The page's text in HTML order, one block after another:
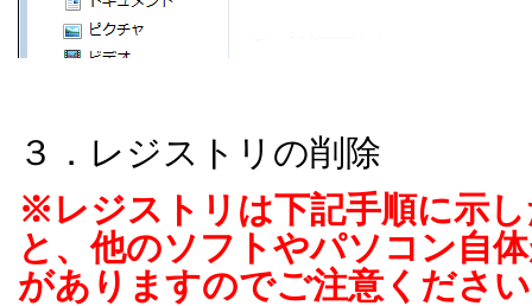
３．レジストリの削除
※レジストリは下記手順に示
と、他のソフトやパソコン自
がありますのでご注意くださ